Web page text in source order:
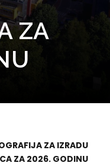
ZA
ZA IZRADU
ZA 2026. GODINU